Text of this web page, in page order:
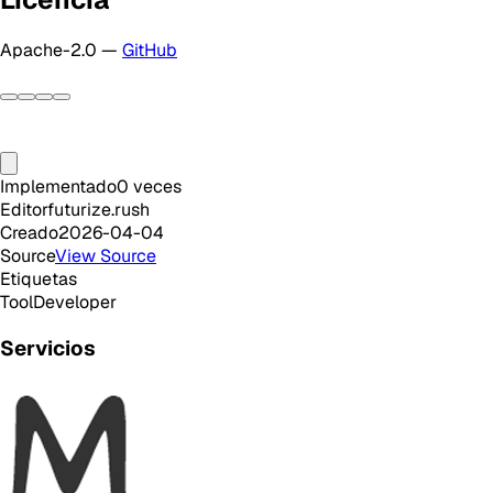
Apache-2.0 — GitHub
Implementado0 veces
Editorfuturize.rush
Creado2026-04-04
SourceView Source
Etiquetas
ToolDeveloper
Servicios